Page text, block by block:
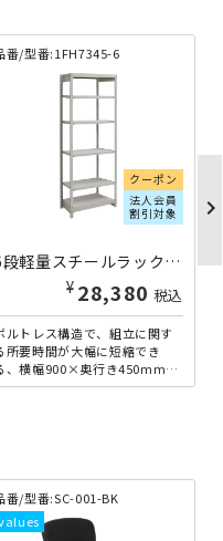
番/型番:1FH7345-6
クーポン
法人会員
割引対象
6段軽量スチールラック NBタイプ H2100×W900×D450 単立 1FH7345-6 | 613399
¥ 28,380 税込
ルトレス構造で、組立に関す
所要時間が大幅に短縮でき
、横幅900×奥行き450mmの
軽量ラックです。軽量型なが
chevron_right
番/型番:SC-001-BK